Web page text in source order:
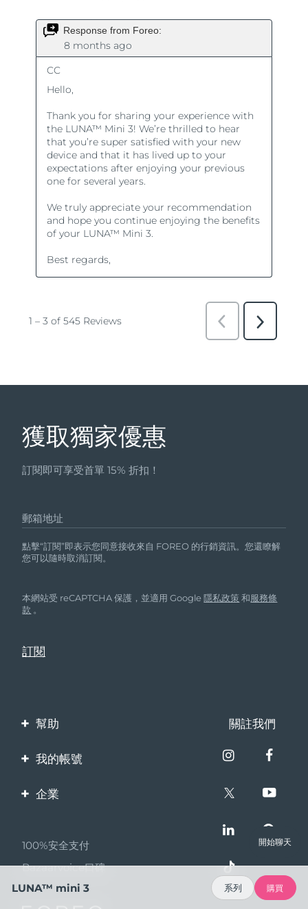
獲取獨家優惠
訂閱即可享受首單 15% 折扣！
郵箱地址
點擊“訂閱”即表示您同意接收來自 FOREO 的行銷資訊。您還瞭解
您可以隨時取消訂閱。
本網站受 reCAPTCHA 保護，並適用 Google隱私政策 和服務條
款 。
幫助
聯繫我們
保修與退換貨
關註我們
我的帳號
產品註冊
企業
夥伴計畫
100%安全支付
Bazaarvoice口碑
開始聊天
LUNA™ mini 3 系列 購買